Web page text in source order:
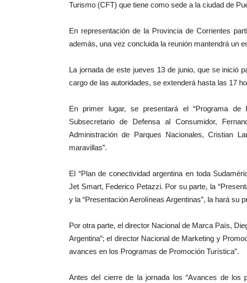
Turismo (CFT) que tiene como sede a la ciudad de
En representación de la Provincia de Corrientes
además, una vez concluida la reunión mantendrá un
La jornada de este jueves 13 de junio, que se inició
cargo de las autoridades, se extenderá hasta las 17
En primer lugar, se presentará el “Programa de
Subsecretario de Defensa al Consumidor,
Administración de Parques Nacionales, Cristian
maravillas”.
El “Plan de conectividad argentina en toda
Jet Smart, Federico Petazzi. Por su parte, la
y la “Presentación Aerolíneas Argentinas”, la hará su
Por otra parte, el director Nacional de Marca País,
Argentina”; el director Nacional de Marketing y
avances en los Programas de Promoción Turística”.
Antes del cierre de la jornada los “Avances de los